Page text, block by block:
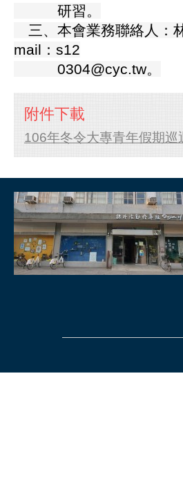
研習。
三、本會業務聯絡人：
mail：s12
0304@cyc.tw。
附件下載
106年冬令大專青年假期